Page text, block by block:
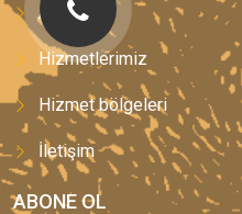
Anasayfa
Hizmetlerimiz
Hizmet bölgeleri
İletişim
ABONE OL